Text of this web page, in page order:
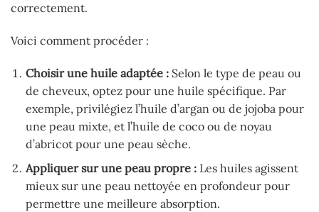
correctement.
Voici comment procéder :
Choisir une huile adaptée :Selon le type de peau ou
de cheveux, optez pour une huile spécifique. Par
exemple, privilégiez l’huile d’argan ou de jojoba pour
une peau mixte, et l’huile de coco ou de noyau
d’abricot pour une peau sèche.
Appliquer sur une peau propre :Les huiles agissent
mieux sur une peau nettoyée en profondeur pour
permettre une meilleure absorption.